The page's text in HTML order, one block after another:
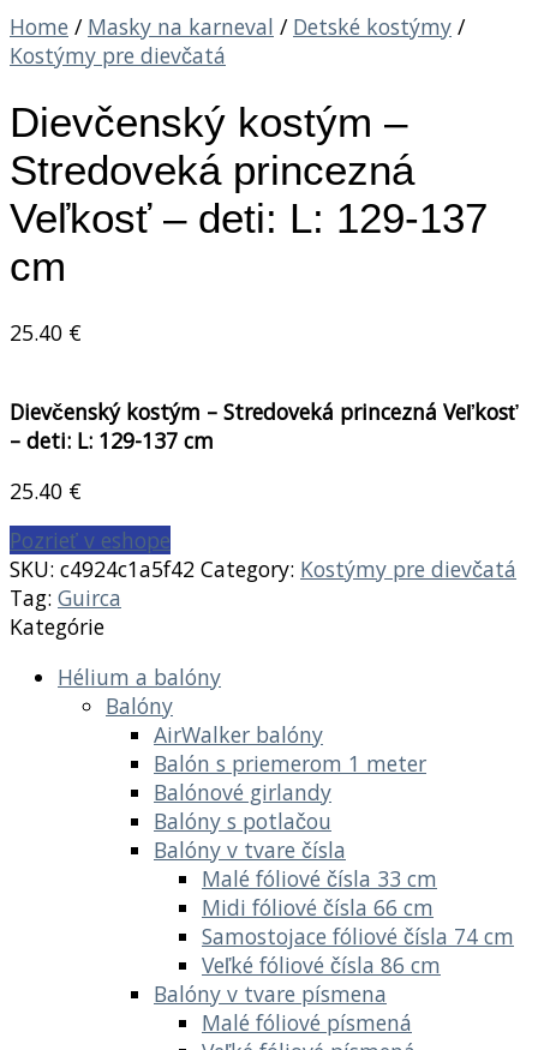
Home / Masky na karneval / Detské kostýmy /
Kostýmy pre dievčatá
Dievčenský kostým –
Stredoveká princezná
Veľkosť – deti: L: 129-137
cm
25.40 €
Dievčenský kostým – Stredoveká princezná Veľkosť
– deti: L: 129-137 cm
25.40 €
Pozrieť v eshope
SKU: c4924c1a5f42 Category: Kostýmy pre dievčatá
Tag: Guirca
Kategórie
Hélium a balóny
Balóny
AirWalker balóny
Balón s priemerom 1 meter
Balónové girlandy
Balóny s potlačou
Balóny v tvare čísla
Malé fóliové čísla 33 cm
Midi fóliové čísla 66 cm
Samostojace fóliové čísla 74 cm
Veľké fóliové čísla 86 cm
Balóny v tvare písmena
Malé fóliové písmená